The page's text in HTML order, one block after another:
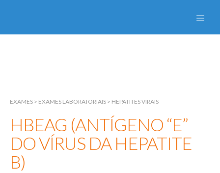
Especialidades
Fígado
EXAMES > EXAMES LABORATORIAIS > HEPATITES VIRAIS
HBEAG (ANTÍGENO “E”
DO VÍRUS DA HEPATITE
B)